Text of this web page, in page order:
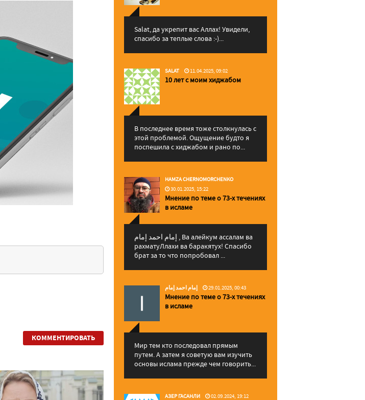
КОММЕНТИРОВАТЬ
Salat, да укрепит вас Аллаx! Увидели,
спасибо за теплые слова :-)...
SALAT 11.04.2025, 09:02
10 лет с моим хиджабом
В последнее время тоже столкнулась с
этой проблемой. Ощущение будто я
поспешила с хиджабом и рано по...
HAMZA CHERNOMORCHENKO
30.01.2025, 15:22
Мнение по теме о 73-х течениях
в исламе
إمام احمد إمام , Ва алейкум ассалам ва
рахматуЛлахи ва баракятух! Спасибо
брат за то что попробовал ...
إمام احمد إمام 29.01.2025, 00:43
Мнение по теме о 73-х течениях
в исламе
Мир тем кто последовал прямым
путем. А затем я советую вам изучить
основы ислама прежде чем говорить...
АЗЕР ГАСАНЛИ 02.09.2024, 19:12